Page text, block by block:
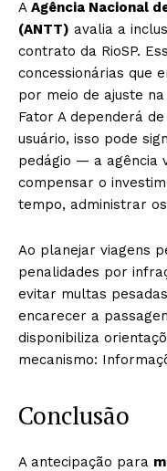
A Agência Nacional
(ANTT) avalia a
contrato da RioSP.
concessionárias que
por meio de ajuste
Fator A dependerá
usuário, isso pode
pedágio — a agência
compensar o
tempo, administrar
Ao planejar viagens
penalidades por
evitar multas
encarecer a
disponibiliza
mecanismo:
Conclusão
A antecipação para